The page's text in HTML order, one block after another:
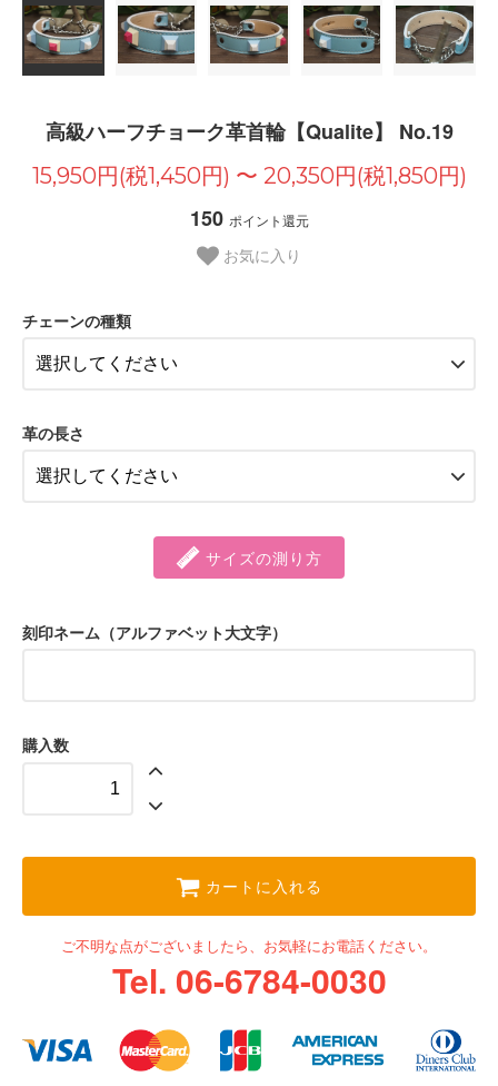
高級ハーフチョーク革首輪【Qualite】 No.19
15,950円(税1,450円) 〜 20,350円(税1,850円)
150 ポイント還元
お気に入り
チェーンの種類
革の長さ
サイズの測り方
刻印ネーム（アルファベット大文字）
購入数
カートに入れる
ご不明な点がございましたら、お気軽にお電話ください。
Tel. 06-6784-0030